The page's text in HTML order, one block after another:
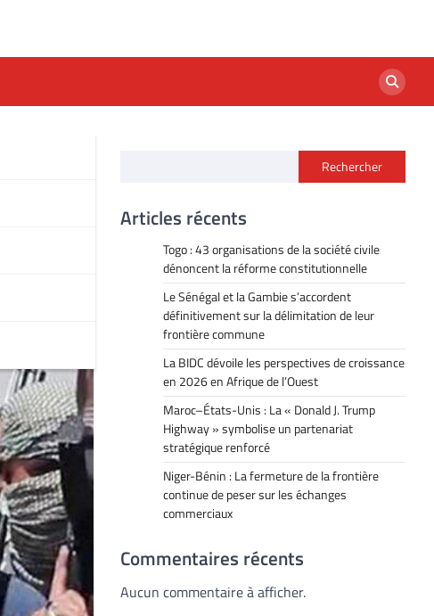
Rechercher
Articles récents
Togo : 43 organisations de la société civile
dénoncent la réforme constitutionnelle
Le Sénégal et la Gambie s’accordent
définitivement sur la délimitation de leur
frontière commune
La BIDC dévoile les perspectives de croissance
en 2026 en Afrique de l’Ouest
Maroc–États-Unis : La « Donald J. Trump
Highway » symbolise un partenariat
stratégique renforcé
Niger-Bénin : La fermeture de la frontière
continue de peser sur les échanges
commerciaux
Commentaires récents
Aucun commentaire à afficher.